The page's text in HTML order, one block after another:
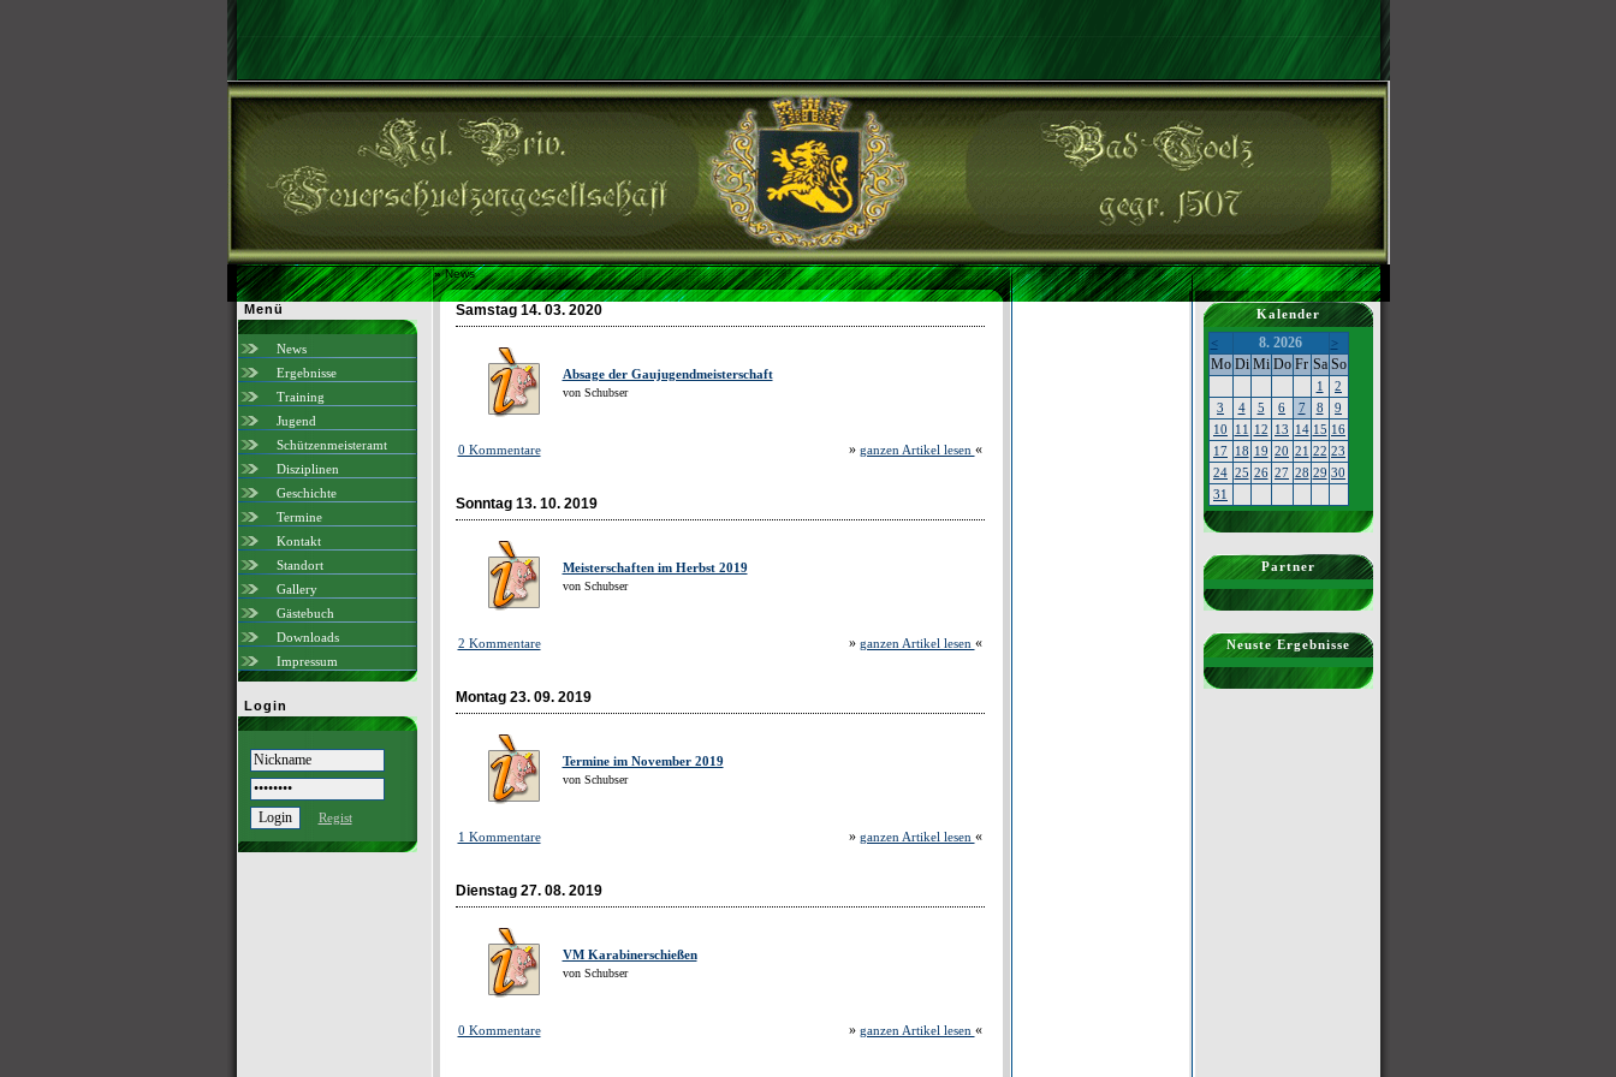
»News
Menü
News
Ergebnisse
Training
Jugend
Schützenmeisteramt
Disziplinen
Geschichte
Termine
Kontakt
Standort
Gallery
Gästebuch
Downloads
Impressum
Login
Regist
Samstag 14. 03. 2020
Absage der Gaujugendmeisterschaft
von Schubser
0 Kommentare » ganzen Artikel lesen «
Sonntag 13. 10. 2019
Meisterschaften im Herbst 2019
von Schubser
2 Kommentare » ganzen Artikel lesen «
Montag 23. 09. 2019
Termine im November 2019
von Schubser
1 Kommentare » ganzen Artikel lesen «
Dienstag 27. 08. 2019
VM Karabinerschießen
von Schubser
0 Kommentare » ganzen Artikel lesen «
Kalender
<
8. 2026 >
Mo Di Mi Do Fr Sa So
1
2
3
4 5 6 7 8
9
10
11 12 13 14 15 16
17 18 19 20 21 22 23
24 25 26 27 28 29 30
31
Partner
Neuste Ergebnisse